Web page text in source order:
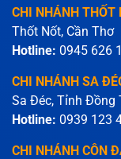
CHI NHÁNH THỐT
Thốt Nốt, Cần Thơ
Hotline: 0945 626
CHI NHÁNH SA
Sa Đéc, Tỉnh Đồng
Hotline: 0939 123
CHI NHÁNH CÔN